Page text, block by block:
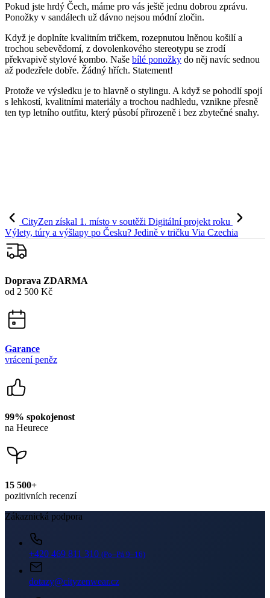
Pokud jste hrdý Čech, máme pro vás ještě jednu dobrou zprávu.
Ponožky v sandálech už dávno nejsou módní zločin.
Když je doplníte kvalitním tričkem, rozepnutou lněnou košilí a
trochou sebevědomí, z dovolenkového stereotypu se zrodí
překvapivě stylové kombo. Naše bílé ponožky do něj navíc sednou
až podezřele dobře. Žádný hřích. Statement!
Protože ve výsledku je to hlavně o stylingu. A když se pohodlí spojí
s lehkostí, kvalitními materiály a trochou nadhledu, vznikne přesně
ten typ letního outfitu, který působí přirozeně i bez zbytečné snahy.
CityZen získal 1. místo v soutěži Digitální projekt roku
Výlety, túry a výšlapy po Česku? Jedině v tričku Via Czechia
Doprava ZDARMA
od 2 500 Kč
Garance
vrácení peněz
99% spokojenost
na Heurece
15 500+
pozitivních recenzí
Zákaznická podpora
+420 469 811 310 (Po–Pá 9–16)
dotazy@cityzenwear.cz